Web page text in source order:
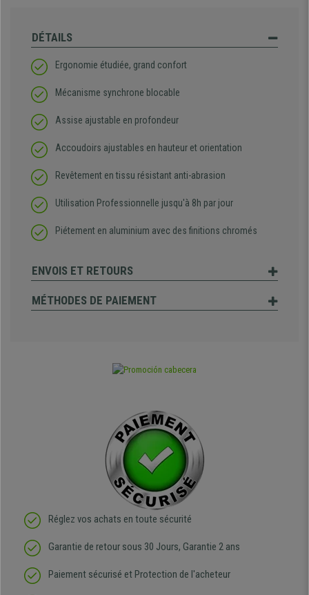
DÉTAILS
Ergonomie étudiée, grand confort
Mécanisme synchrone blocable
Assise ajustable en profondeur
Accoudoirs ajustables en hauteur et orientation
Revêtement en tissu résistant anti-abrasion
Utilisation Professionnelle jusqu'à 8h par jour
Piétement en aluminium avec des finitions chromés
ENVOIS ET RETOURS
MÉTHODES DE PAIEMENT
Réglez vos achats en toute sécurité
Garantie de retour sous 30 Jours, Garantie 2 ans
Paiement sécurisé et Protection de l'acheteur